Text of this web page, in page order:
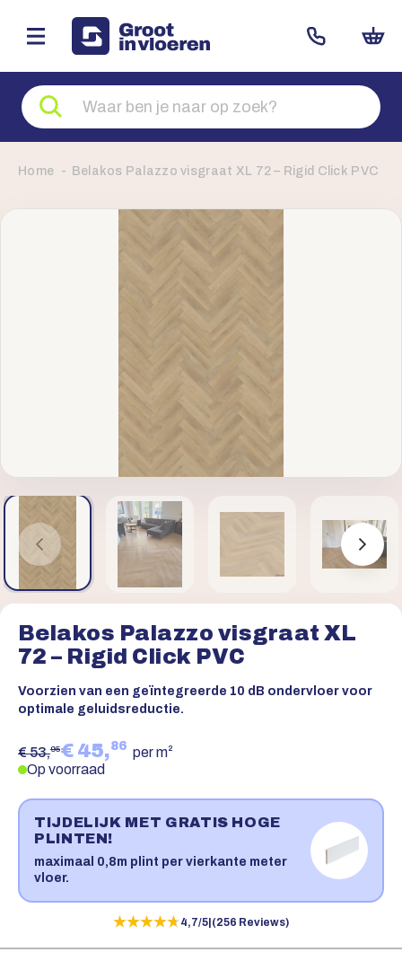
Zoeken
naar
producten
Home Belakos Palazzo visgraat XL 72 – Rigid Click PVC
Belakos Palazzo visgraat XL
72 – Rigid Click PVC
Voorzien van een geïntegreerde 10 dB ondervloer voor
optimale geluidsreductie.
€ 53,95€ 45,86 per m²
Op voorraad
TIJDELIJK MET GRATIS HOGE
PLINTEN!
maximaal 0,8m plint per vierkante meter
vloer.
★★★★★
★★★★★4,7/5 (256 Reviews)